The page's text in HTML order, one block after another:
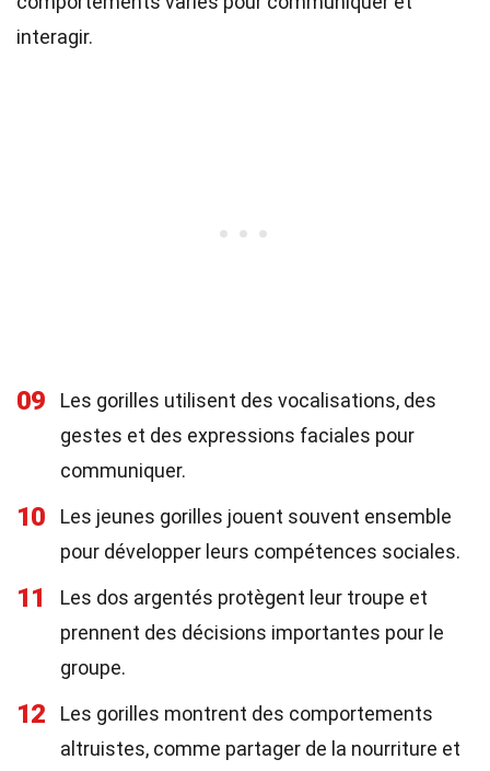
interagir.
09
Les gorilles utilisent des vocalisations, des
gestes et des expressions faciales pour
communiquer.
10
Les jeunes gorilles jouent souvent ensemble
pour développer leurs compétences sociales.
11
Les dos argentés protègent leur troupe et
prennent des décisions importantes pour le
groupe.
12
Les gorilles montrent des comportements
altruistes, comme partager de la nourriture et